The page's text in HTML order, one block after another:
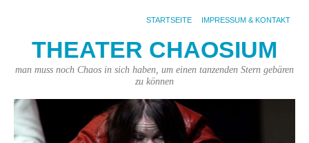
STARTSEITE IMPRESSUM & KONTAKT
THEATER CHAOSIUM
man muss noch Chaos in sich haben, um einen tanzenden Stern gebären
zu können